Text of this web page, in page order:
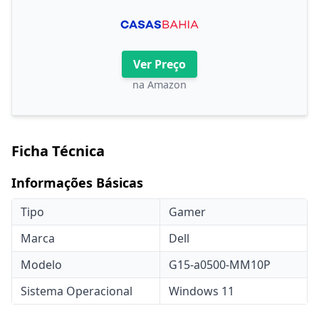
Ver Preço
na Amazon
Ficha Técnica
Informações Básicas
Tipo
Gamer
Marca
Dell
Modelo
G15-a0500-MM10P
Sistema Operacional
Windows 11